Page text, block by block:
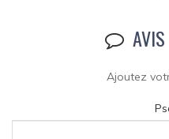
Ajoutez